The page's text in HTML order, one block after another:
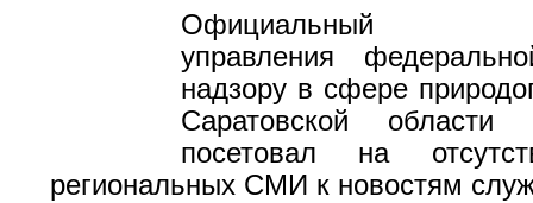
Официальный
управления
надзору в сфере
Саратовской
посетовал на
региональных СМИ к новостям